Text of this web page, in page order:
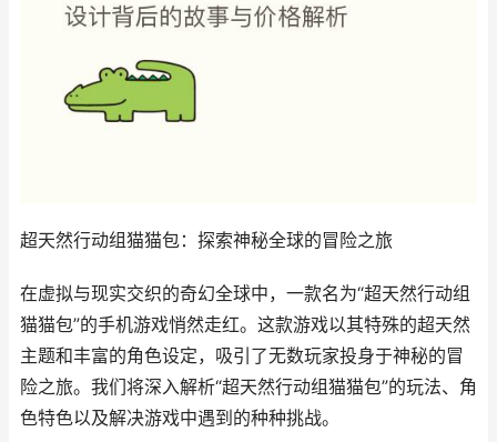
超天然行动组猫猫包：探索神秘全球的冒险之旅
在虚拟与现实交织的奇幻全球中，一款名为“超天然行动组
猫猫包”的手机游戏悄然走红。这款游戏以其特殊的超天然
主题和丰富的角色设定，吸引了无数玩家投身于神秘的冒
险之旅。我们将深入解析“超天然行动组猫猫包”的玩法、角
色特色以及解决游戏中遇到的种种挑战。